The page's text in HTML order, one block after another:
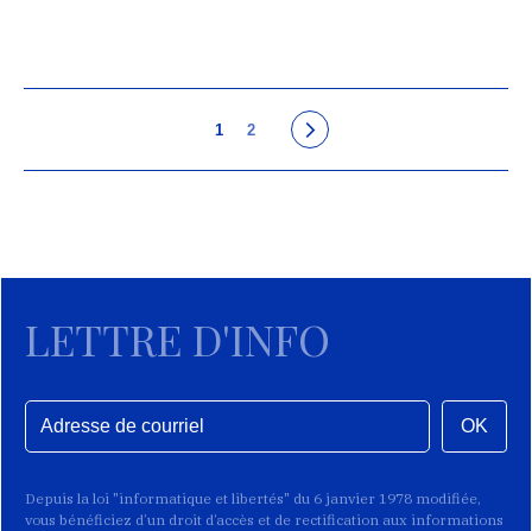
1 2
LETTRE D'INFO
OK
Depuis la loi "informatique et libertés" du 6 janvier 1978 modifiée,
vous bénéficiez d’un droit d’accès et de rectification aux informations